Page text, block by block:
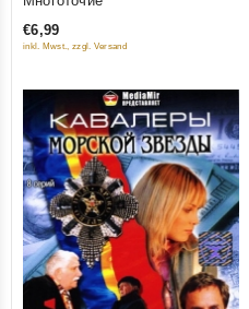
of
€6,99
inkl. Mwst., zzgl. Versand